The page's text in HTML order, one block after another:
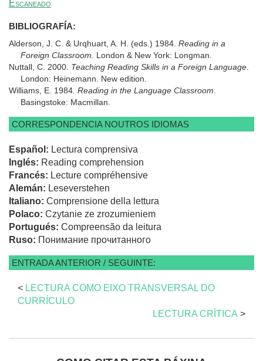
Escaneado
BIBLIOGRAFÍA:
Alderson, J. C. & Urqhuart, A. H. (eds.) 1984. Reading in a
Foreign Classroom. London & New York: Longman.
Nuttall, C. 2000. Teaching Reading Skills in a Foreign Language
London: Heinemann. New edition.
Williams, E. 1984 . Reading in the Language Classroom
Basingstoke: Macmillan.
CORRESPONDENCIA NOUTROS IDIOMAS
Español: Lectura comprensiva
Inglés: Reading comprehension
Francés: Lecture compréhensive
Alemán: Leseverstehen
Italiano: Comprensione della lettura
Polaco: Czytanie ze zrozumieniem
Portugués: Compreensão da leitura
Ruso: Понимание прочитанного
ENTRADA ANTERIOR / SEGUINTE:
< LECTURA COMO EIXO TRANSVERSAL DO
CURRÍCULO
LECTURA CRÍTICA >